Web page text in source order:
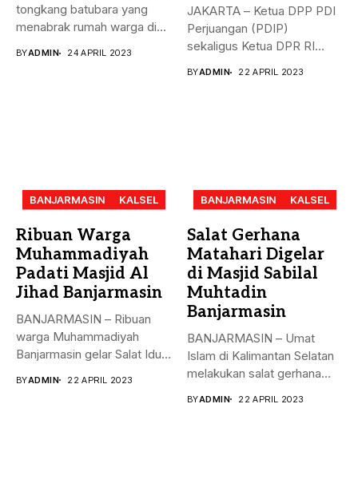
tongkang batubara yang
menabrak rumah warga di
BYADMIN 24 APRIL 2023
JAKARTA – Ketua DPP PDI
Perjuangan (PDIP)
sekaligus Ketua DPR RI
BYADMIN 22 APRIL 2023
BANJARMASIN KALSEL
Ribuan Warga
Muhammadiyah
Padati Masjid Al
Jihad Banjarmasin
BANJARMASIN – Ribuan
warga Muhammadiyah
Banjarmasin gelar Salat Idul
BYADMIN 22 APRIL 2023
BANJARMASIN KALSEL
Salat Gerhana
Matahari Digelar
di Masjid Sabilal
Muhtadin
Banjarmasin
BANJARMASIN – Umat
Islam di Kalimantan Selatan
melakukan salat gerhana
BYADMIN 22 APRIL 2023